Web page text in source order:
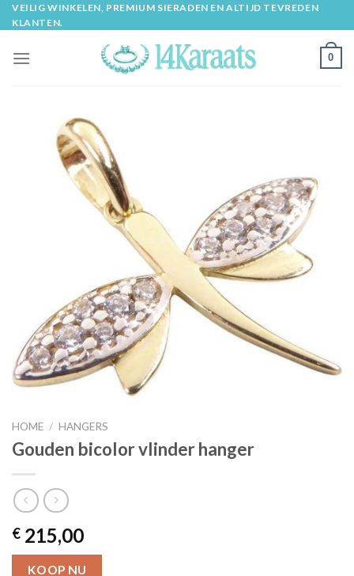
Skip
to
VEILIG WINKELEN, PREMIUM SIERADEN EN ALTIJD TEVREDEN
KLANTEN.
0
HOME / HANGERS
Gouden bicolor vlinder hanger
€ 215,00
KOOP NU